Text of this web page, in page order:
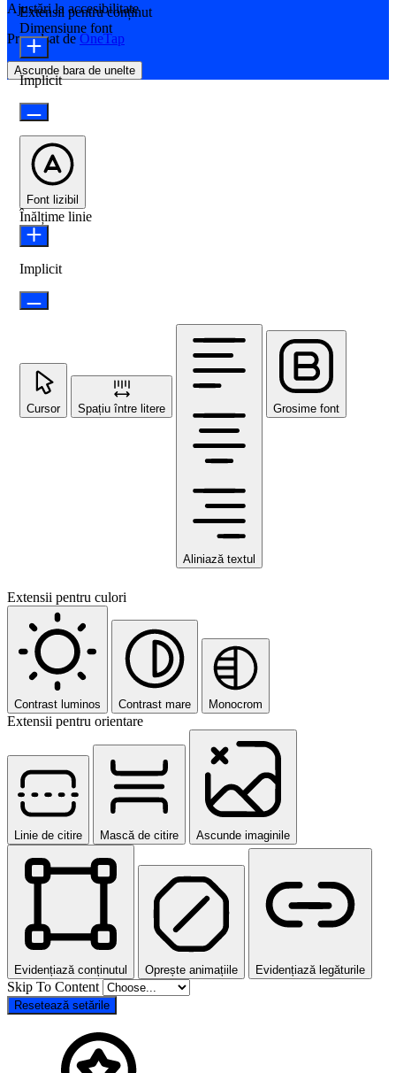
Ajustări la accesibilitate
Propulsat de OneTap
Ascunde bara de unelte
Extensii pentru conținut
Dimensiune font
Implicit
Font lizibil
Înălțime linie
Implicit
Cursor Spațiu între litere
Aliniază textul
Grosime font
Extensii pentru culori
Contrast luminos Contrast mare Monocrom
Extensii pentru orientare
Linie de citire Mască de citire Ascunde imaginile
Evidențiază conținutul Oprește animațiile Evidențiază legăturile
Skip To Content
Resetează setările